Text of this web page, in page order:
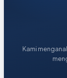
Kami